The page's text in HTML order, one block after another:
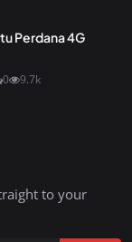
Perdana 4G
0 9.7k
to your